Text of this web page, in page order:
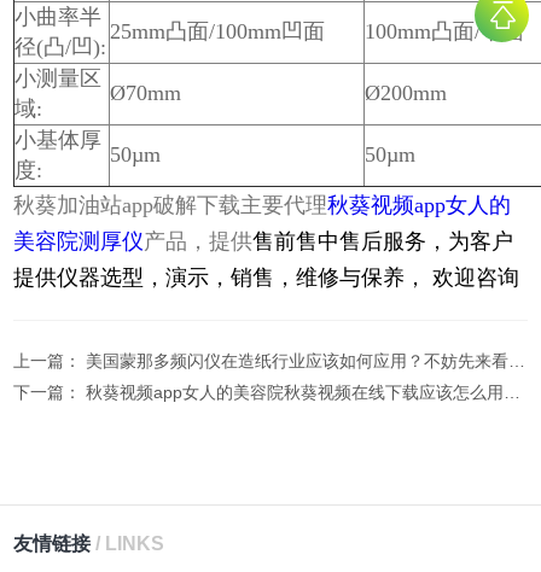
小曲率半
径(凸/凹):
25mm凸面/100mm凹面
100mm凸面/平面
小测量区
域:
Ø70mm
Ø200mm
小基体厚
度:
50µm 50µm
秋葵加油站app破解下载主要代理秋葵视频app女人的
美容院测厚仪产品，提供售前售中售后服务，为客户
提供仪器选型，演示，销售，维修与保养， 欢迎咨询
上一篇： 美国蒙那多频闪仪在造纸行业应该如何应用？不妨先来看看这些例子！
下一篇：秋葵视频app女人的美容院秋葵视频在线下载应该怎么用？学会这4个方法轻松搞定！
友情链接/ LINKS